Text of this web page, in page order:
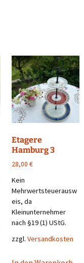
Etagere
Hamburg 3
28,00€
Kein
Mehrwertsteuerausw
eis, da
Kleinunternehmer
nach §19 (1) UStG.
zzgl.Versandkosten